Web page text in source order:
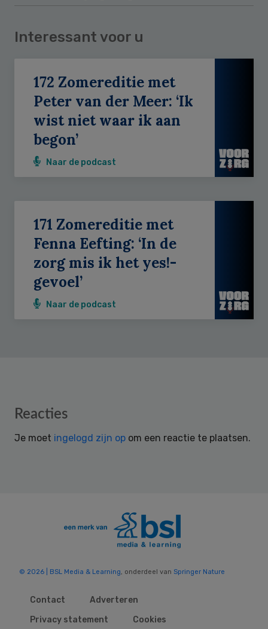
Interessant voor u
172 Zomereditie met
Peter van der Meer: ‘Ik
wist niet waar ik aan
begon’
Naar de podcast
171 Zomereditie met
Fenna Eefting: ‘In de
zorg mis ik het yes!-
gevoel’
Naar de podcast
Reader
Reacties
Je moet ingelogd zijn op om een reactie te plaatsen.
© 2026 | BSL Media & Learning, onderdeel van Springer Nature
Contact
Adverteren
Privacy statement
Cookies